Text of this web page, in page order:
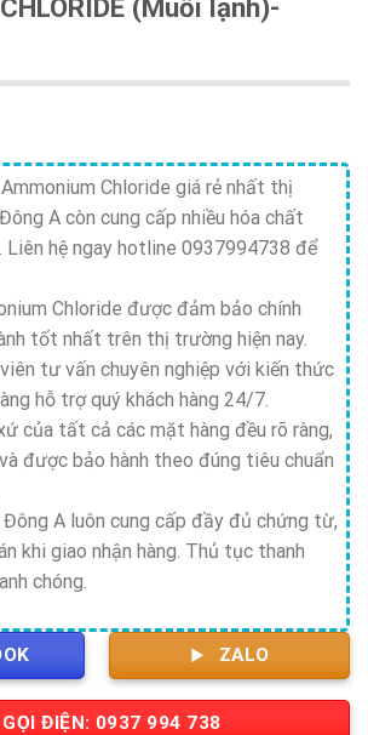
(Muối lạnh)-
Chloride giá rẻ nhất thị
A còn cung cấp nhiều hóa chất
Liên hệ ngay hotline 0937994738 để
Chloride được đảm bảo chính
tốt nhất trên thị trường hiện nay.
tư vấn chuyên nghiệp với kiến thức
hỗ trợ quý khách hàng 24/7.
của tất cả các mặt hàng đều rõ ràng,
được bảo hành theo đúng tiêu chuẩn
A luôn cung cấp đầy đủ chứng từ,
khi giao nhận hàng. Thủ tục thanh
chóng.
ZALO
GỌI ĐIỆN: 0937 994 738